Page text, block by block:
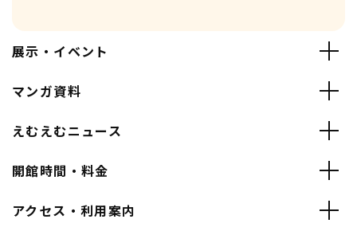
展示・イベント
マンガ資料
えむえむニュース
開館時間・料金
アクセス・利用案内